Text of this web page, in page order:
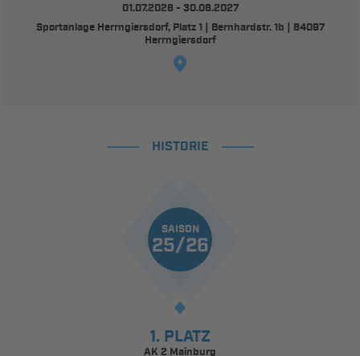
01.07.2026 - 30.06.2027
Sportanlage Herrngiersdorf, Platz 1 | Bernhardstr. 1b | 84097
Herrngiersdorf
HISTORIE
SAISON
25/26
1. PLATZ
AK 2 Mainburg